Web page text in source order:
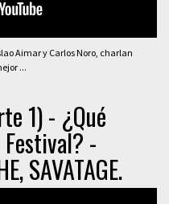
Aimar y Carlos Noro, charlan
...
1) - ¿Qué
Festival? -
SAVATAGE.